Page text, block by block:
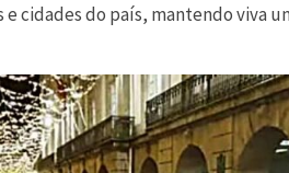
cidades do país, mantendo viva